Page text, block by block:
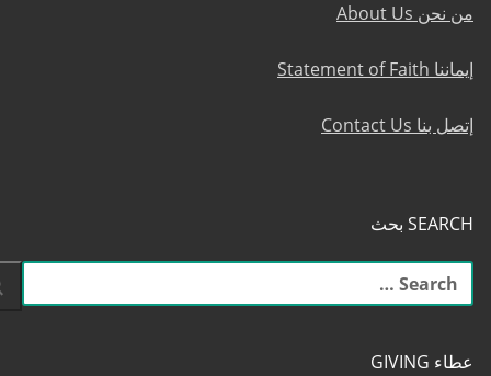
من نحن About Us
إيماننا Statement of Faith
إتصل بنا Contact Us
SEARCH بحث
البحث
عن:
عطاء GIVING